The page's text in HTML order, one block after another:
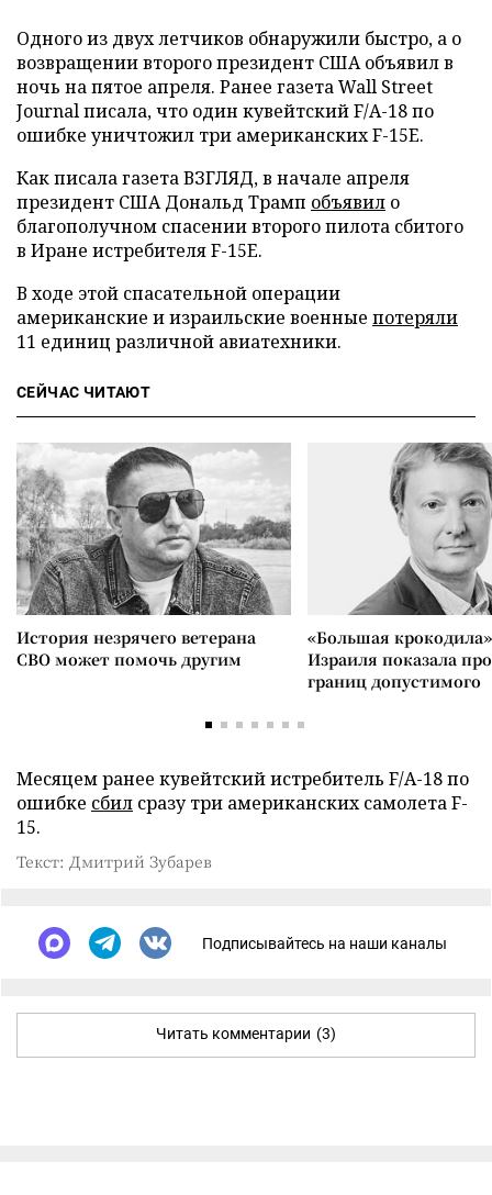
Одного из двух летчиков обнаружили быстро, а о
возвращении второго президент США объявил в
ночь на пятое апреля. Ранее газета Wall Street
Journal писала, что один кувейтский F/A-18 по
ошибке уничтожил три американских F-15E.
Как писала газета ВЗГЛЯД, в начале апреля
президент США Дональд Трамп объявил о
благополучном спасении второго пилота сбитого
в Иране истребителя F-15E.
В ходе этой спасательной операции
американские и израильские военные потеряли
11 единиц различной авиатехники.
СЕЙЧАС ЧИТАЮТ
История незрячего ветерана
СВО может помочь другим
«Большая
Израиля показала
границ допустимого
Месяцем ранее кувейтский истребитель F/A-18 по
ошибке сбил сразу три американских самолета F-
15.
Текст: Дмитрий Зубарев
Подписывайтесь на наши каналы
Читать комментарии (3)